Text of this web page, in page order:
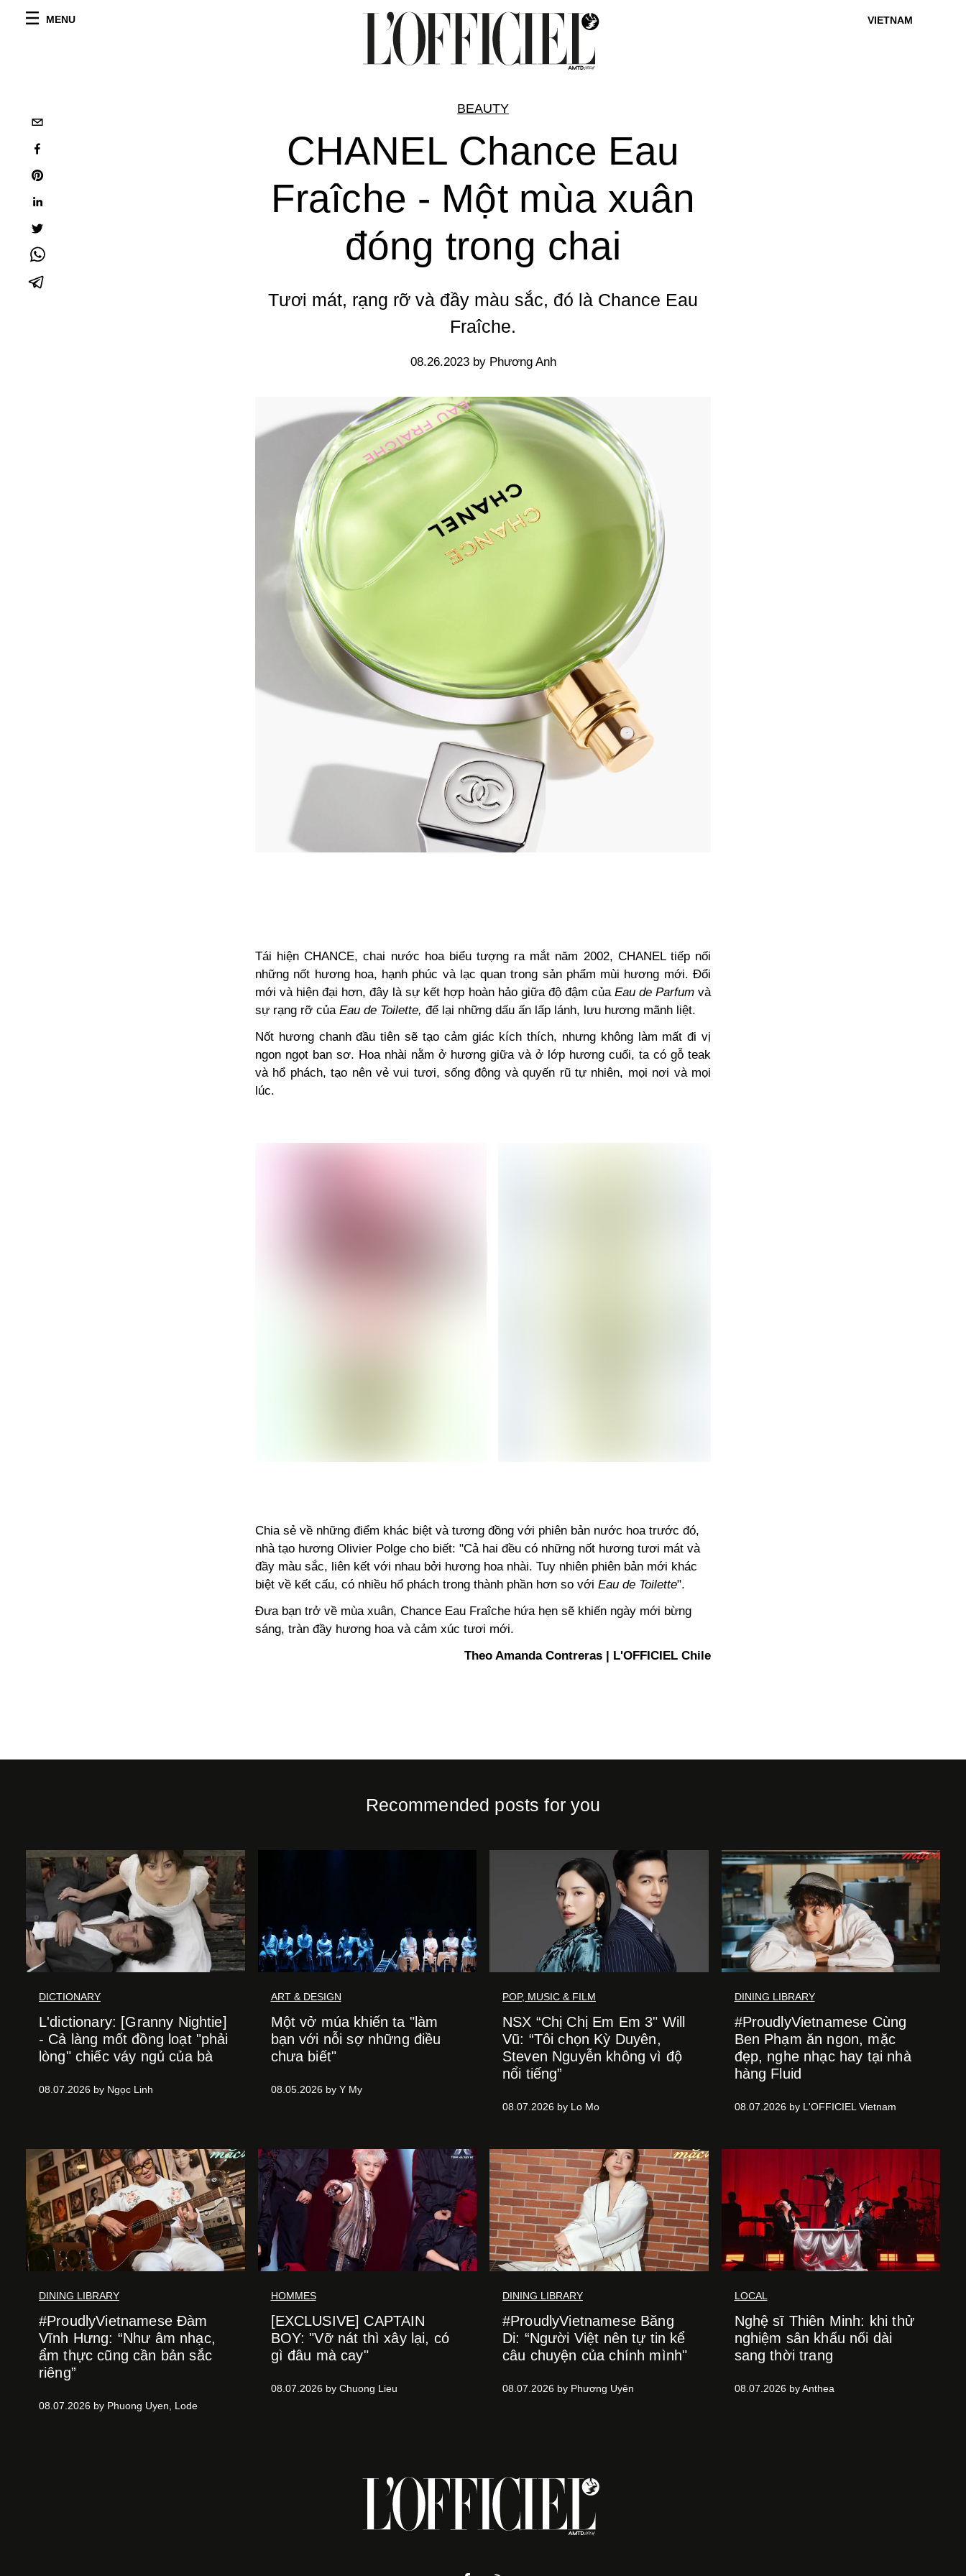
MENU VIETNAM
BEAUTY
CHANEL Chance Eau
Fraîche - Một mùa xuân
đóng trong chai
Tươi mát, rạng rỡ và đầy màu sắc, đó là Chance Eau
Fraîche.
08.26.2023 by Phương Anh
Tái hiện CHANCE, chai nước hoa biểu tượng ra mắt năm 2002, CHANEL tiếp nối
những nốt hương hoa, hạnh phúc và lạc quan trong sản phẩm mùi hương mới. Đổi
mới và hiện đại hơn, đây là sự kết hợp hoàn hảo giữa độ đậm của Eau de Parfumvà
sự rạng rỡ của Eau de Toilette, để lại những dấu ấn lấp lánh, lưu hương mãnh liệt.
Nốt hương chanh đầu tiên sẽ tạo cảm giác kích thích, nhưng không làm mất đi vị
ngon ngọt ban sơ. Hoa nhài nằm ở hương giữa và ở lớp hương cuối, ta có gỗ teak
và hổ phách, tạo nên vẻ vui tươi, sống động và quyến rũ tự nhiên, mọi nơi và mọi
lúc.
Chia sẻ về những điểm khác biệt và tương đồng với phiên bản nước hoa trước đó,
nhà tạo hương Olivier Polge cho biết: "Cả hai đều có những nốt hương tươi mát và
đầy màu sắc, liên kết với nhau bởi hương hoa nhài. Tuy nhiên phiên bản mới khác
biệt về kết cấu, có nhiều hổ phách trong thành phần hơn so với Eau de Toilette".
Đưa bạn trở về mùa xuân, Chance Eau Fraîche hứa hẹn sẽ khiến ngày mới bừng
sáng, tràn đầy hương hoa và cảm xúc tươi mới.
Theo Amanda Contreras | L'OFFICIEL Chile
Recommended posts for you
DICTIONARY
L'dictionary: [Granny Nightie]
- Cả làng mốt đồng loạt "phải
lòng" chiếc váy ngủ của bà
08.07.2026 by Ngọc Linh
ART & DESIGN
Một vở múa khiến ta "làm
bạn với nỗi sợ những điều
chưa biết"
08.05.2026 by Y My
POP, MUSIC & FILM
NSX “Chị Chị Em Em 3" Will
Vũ: “Tôi chọn Kỳ Duyên,
Steven Nguyễn không vì độ
nổi tiếng”
08.07.2026 by Lo Mo
DINING LIBRARY
#ProudlyVietnamese Cùng
Ben Phạm ăn ngon, mặc
đẹp, nghe nhạc hay tại nhà
hàng Fluid
08.07.2026 by L'OFFICIEL Vietnam
DINING LIBRARY
#ProudlyVietnamese Đàm
Vĩnh Hưng: “Như âm nhạc,
ẩm thực cũng cần bản sắc
riêng”
08.07.2026 by Phuong Uyen, Lode
HOMMES
[EXCLUSIVE] CAPTAIN
BOY: "Vỡ nát thì xây lại, có
gì đâu mà cay"
08.07.2026 by Chuong Lieu
DINING LIBRARY
#ProudlyVietnamese Băng
Di: “Người Việt nên tự tin kể
câu chuyện của chính mình"
08.07.2026 by Phương Uyên
LOCAL
Nghệ sĩ Thiên Minh: khi thử
nghiệm sân khấu nối dài
sang thời trang
08.07.2026 by Anthea